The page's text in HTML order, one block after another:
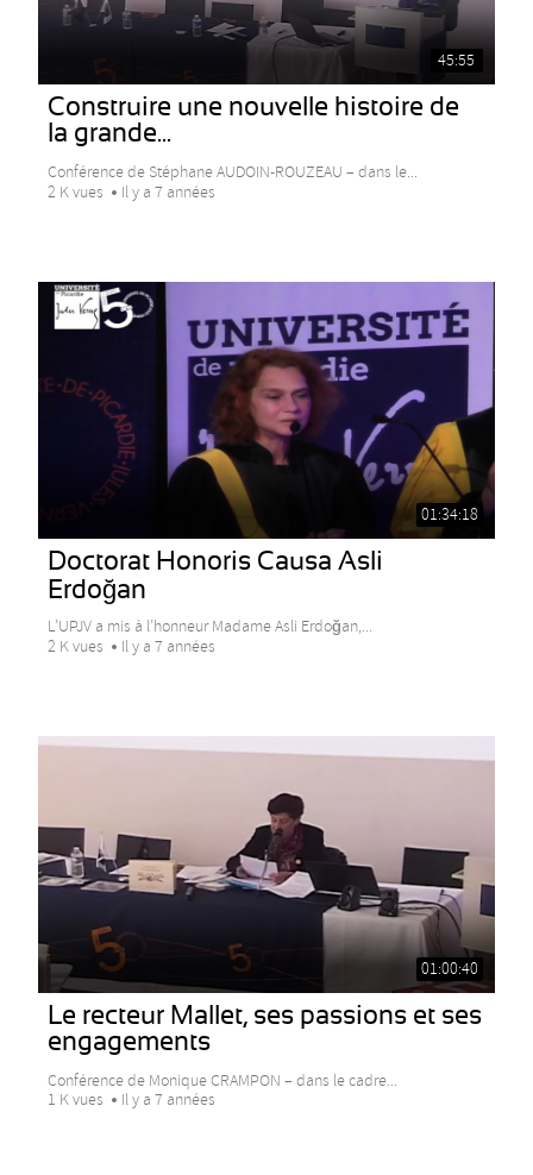
45:55
Construire une nouvelle histoire de
la grande...
Conférence de Stéphane AUDOIN-ROUZEAU – dans le...
2 K vues
Il y a 7 années
01:34:18
Doctorat Honoris Causa Asli
Erdoğan
L’UPJV a mis à l’honneur Madame Asli Erdoğan,...
2 K vues
Il y a 7 années
01:00:40
Le recteur Mallet, ses passions et ses
engagements
Conférence de Monique CRAMPON – dans le cadre...
1 K vues
Il y a 7 années